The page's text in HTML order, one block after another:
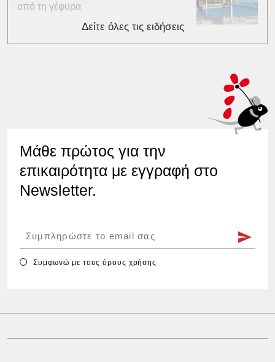
από τη γέφυρα
Δείτε όλες τις ειδήσεις
Μάθε πρώτος για την
επικαιρότητα με εγγραφή στο
Newsletter.
Συμφωνώ με τουςόρους χρήσης